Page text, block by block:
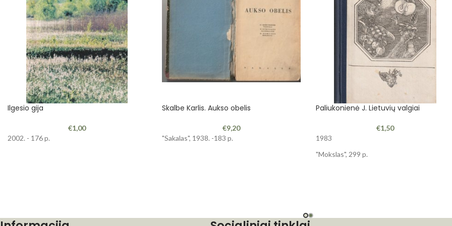
Ilgesio gija
€1,00
2002. - 176 p.
Skalbe Karlis. Aukso obelis
€9,20
"Sakalas", 1938. -183 p.
Paliukonienė J. Lietuvių valgiai
€1,50
1983
"Mokslas", 299 p.